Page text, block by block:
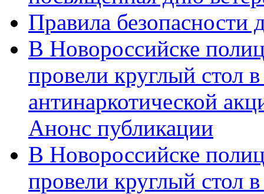
Правила безопасности
В Новороссийске
провели круглый стол
антинаркотической
Анонс публикации
В Новороссийске
провели круглый стол